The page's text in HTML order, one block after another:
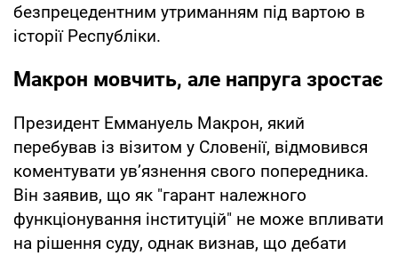
безпрецедентним утриманням під вартою в
історії Республіки.
Макрон мовчить, але напруга зростає
Президент Еммануель Макрон, який
перебував із візитом у Словенії, відмовився
коментувати ув’язнення свого попередника.
Він заявив, що як "гарант належного
функціонування інституцій" не може впливати
на рішення суду, однак визнав, що дебати